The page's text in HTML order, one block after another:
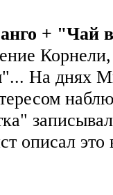
+ "Чай
Корнели,
На днях
описал